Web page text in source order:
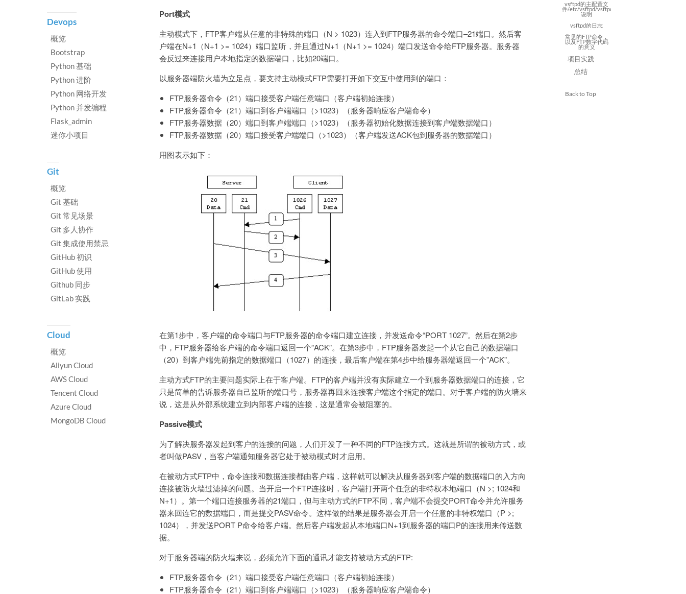
Port模式
主动模式下，FTP客户端从任意的非特殊的端口（N > 1023）连入到FTP服务器的命令端口–21端口。然后客
户端在N+1（N+1 >= 1024）端口监听，并且通过N+1（N+1 >= 1024）端口发送命令给FTP服务器。服务器
会反过来连接用户本地指定的数据端口，比如20端口。
以服务器端防火墙为立足点，要支持主动模式FTP需要打开如下交互中使用到的端口：
FTP服务器命令（21）端口接受客户端任意端口（客户端初始连接）
FTP服务器命令（21）端口到客户端端口（>1023）（服务器响应客户端命令）
FTP服务器数据（20）端口到客户端端口（>1023）（服务器初始化数据连接到客户端数据端口）
FTP服务器数据（20）端口接受客户端端口（>1023）（客户端发送ACK包到服务器的数据端口）
用图表示如下：
在第1步中，客户端的命令端口与FTP服务器的命令端口建立连接，并发送命令“PORT 1027”。然后在第2步
中，FTP服务器给客户端的命令端口返回一个”ACK”。在第3步中，FTP服务器发起一个从它自己的数据端口
（20）到客户端先前指定的数据端口（1027）的连接，最后客户端在第4步中给服务器端返回一个”ACK”。
主动方式FTP的主要问题实际上在于客户端。FTP的客户端并没有实际建立一个到服务器数据端口的连接，它
只是简单的告诉服务器自己监听的端口号，服务器再回来连接客户端这个指定的端口。对于客户端的防火墙来
说，这是从外部系统建立到内部客户端的连接，这是通常会被阻塞的。
Passive模式
为了解决服务器发起到客户的连接的问题，人们开发了一种不同的FTP连接方式。这就是所谓的被动方式，或
者叫做PASV，当客户端通知服务器它处于被动模式时才启用。
在被动方式FTP中，命令连接和数据连接都由客户端，这样就可以解决从服务器到客户端的数据端口的入方向
连接被防火墙过滤掉的问题。当开启一个FTP连接时，客户端打开两个任意的非特权本地端口（N >; 1024和
N+1）。第一个端口连接服务器的21端口，但与主动方式的FTP不同，客户端不会提交PORT命令并允许服务
器来回连它的数据端口，而是提交PASV命令。这样做的结果是服务器会开启一个任意的非特权端口（P >;
1024），并发送PORT P命令给客户端。然后客户端发起从本地端口N+1到服务器的端口P的连接用来传送数
据。
对于服务器端的防火墙来说，必须允许下面的通讯才能支持被动方式的FTP:
FTP服务器命令（21）端口接受客户端任意端口（客户端初始连接）
FTP服务器命令（21）端口到客户端端口（>1023）（服务器响应客户端命令）
vsftpd的主配置文
件/etc/vsftpd/vsftpd.conf
说明
vsftpd的日志
常见的FTP命令，
以及FTP数字代码
的意义
项目实践
总结
Back to Top
Devops
概览
Bootstrap
Python 基础
Python 进阶
Python 网络开发
Python 并发编程
Flask_admin
迷你小项目
Git
概览
Git 基础
Git 常见场景
Git 多人协作
Git 集成使用禁忌
GitHub 初识
GitHub 使用
Github 同步
GitLab 实践
Cloud
概览
Aliyun Cloud
AWS Cloud
Tencent Cloud
Azure Cloud
MongoDB Cloud